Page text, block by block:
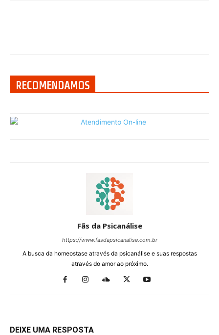
RECOMENDAMOS
Fãs da Psicanálise
https://www.fasdapsicanalise.com.br
A busca da homeostase através da psicanálise e suas respostas
através do amor ao próximo.
DEIXE UMA RESPOSTA